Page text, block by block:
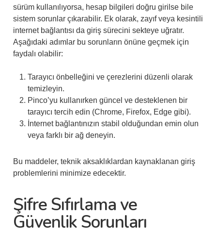
sürüm kullanılıyorsa, hesap bilgileri doğru girilse bile
sistem sorunlar çıkarabilir. Ek olarak, zayıf veya kesintili
internet bağlantısı da giriş sürecini sekteye uğratır.
Aşağıdaki adımlar bu sorunların önüne geçmek için
faydalı olabilir:
Tarayıcı önbelleğini ve çerezlerini düzenli olarak
temizleyin.
Pinco’yu kullanırken güncel ve desteklenen bir
tarayıcı tercih edin (Chrome, Firefox, Edge gibi).
İnternet bağlantınızın stabil olduğundan emin olun
veya farklı bir ağ deneyin.
Bu maddeler, teknik aksaklıklardan kaynaklanan giriş
problemlerini minimize edecektir.
Şifre Sıfırlama ve
Güvenlik Sorunları